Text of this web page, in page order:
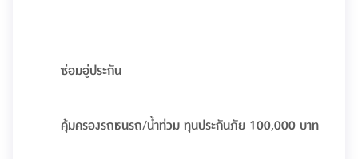
ซ่อมอู่ประกัน
คุ้มครองรถชนรถ/น้ำท่วม ทุนประกันภัย 100,000 บาท